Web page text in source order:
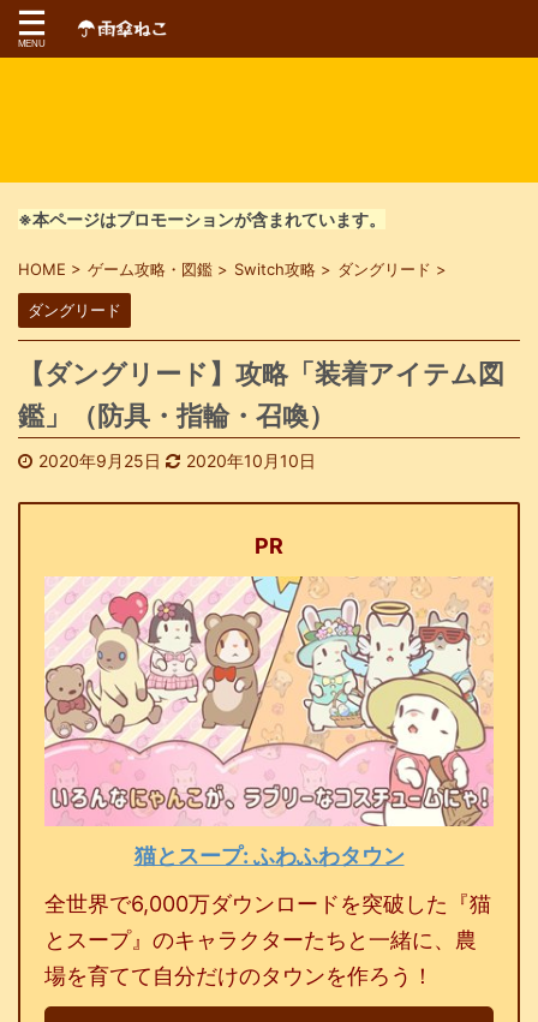
※本ページはプロモーションが含まれています。
HOME > ゲーム攻略・図鑑 > Switch攻略 > ダングリード >
ダングリード
【ダングリード】攻略「装着アイテム図
鑑」（防具・指輪・召喚）
2020年9月25日 2020年10月10日
PR
猫とスープ: ふわふわタウン
全世界で6,000万ダウンロードを突破した『猫
とスープ』のキャラクターたちと一緒に、農
場を育てて自分だけのタウンを作ろう！